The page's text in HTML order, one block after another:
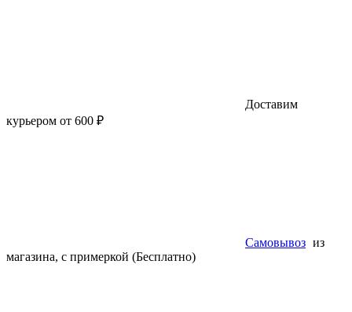
Доставим
курьером от 600 ₽
Самовывоз из
магазина, с примеркой (Бесплатно)